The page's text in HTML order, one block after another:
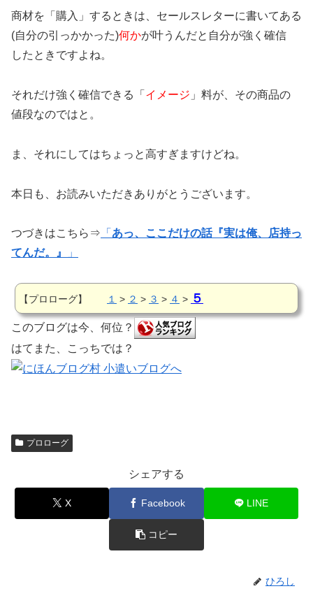
商材を「購入」するときは、セールスレターに書いてある
(自分の引っかかった)何かが叶うんだと自分が強く確信
したときですよね。
それだけ強く確信できる「 イメージ 」料が、その商品の
値段なのではと。
ま、それにしてはちょっと高すぎますけどね。
本日も、お読みいただきありがとうございます。
つづきはこちら⇒ 「 あっ、ここだけの話『実は俺、店持っ
てんだ。』
」
【プロローグ】 １ > ２ > ３ > ４ > ５
このブログは今、何位？
はてまた、こっちでは？
プロローグ
シェアする
X Facebook LINE
コピー
ひろし